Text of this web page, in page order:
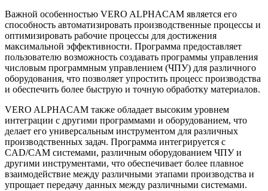
Важной особенностью VERO ALPHACAM является его
способность автоматизировать производственные процессы и
оптимизировать рабочие процессы для достижения
максимальной эффективности. Программа предоставляет
пользователю возможность создавать программы управления
числовым программным управлением (ЧПУ) для различного
оборудования, что позволяет упростить процесс производства
и обеспечить более быструю и точную обработку материалов.
VERO ALPHACAM также обладает высоким уровнем
интеграции с другими программами и оборудованием, что
делает его универсальным инструментом для различных
производственных задач. Программа интегрируется с
CAD/CAM системами, различным оборудованием ЧПУ и
другими инструментами, что обеспечивает более плавное
взаимодействие между различными этапами производства и
упрощает передачу данных между различными системами.